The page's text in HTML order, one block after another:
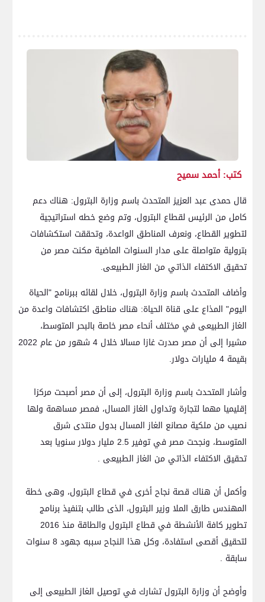
كتب: أحمد سميح
قال حمدى عبد العزيز المتحدث باسم وزارة البترول: هناك دعم
كامل من الرئيس لقطاع البترول، وتم وضع خطه استراتيجية
لتطوير القطاع، ونعرف المناطق الواعدة، وتحققت استكشافات
بترولية متواصلة على مدار السنوات الماضية مكنت مصر من
تحقيق الاكتفاء الذاتي من الغاز الطبيعى.
وأضاف المتحدث باسم وزارة البترول، خلال لقائه ببرنامج "الحياة
اليوم" المذاع على قناة الحياة: هناك مناطق اكتشافات واعدة من
الغاز الطبيعى في مختلف أنحاء مصر خاصة بالبحر المتوسط،
مشيرا إلى أن مصر صدرت غازا مسالا خلال 4 شهور من عام 2022
بقيمة 4 مليارات دولار.
وأشار المتحدث باسم وزارة البترول، إلى أن مصر أصبحت مركزا
إقليميا مهما لتجارة وتداول الغاز المسال، فمصر مساهمة ولها
نصيب من ملكية مصانع الغاز المسال بدول منتدى شرق
المتوسط، ونجحت مصر في توفير 2.5 مليار دولار سنويا بعد
تحقيق الاكتفاء الذاتي من الغاز الطبيعى .
وأكمل أن هناك قصة نجاح أخرى في قطاع البترول، وهى خطة
المهندس طارق الملا وزير البترول، الذى طالب بتنفيذ برنامج
تطوير كافة الأنشطة في قطاع البترول والطاقة منذ 2016
لتحقيق أقصى استفادة، وكل هذا النجاح سببه جهود 8 سنوات
سابقة .
وأوضح أن وزارة البترول تشارك في توصيل الغاز الطبيعى إلى